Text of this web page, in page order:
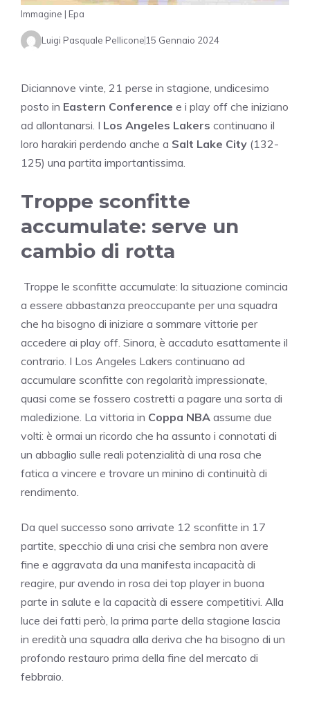
Immagine | Epa
Luigi Pasquale Pellicone15 Gennaio 2024
Diciannove vinte, 21 perse in stagione, undicesimo
posto in Eastern Conference e i play off che iniziano
ad allontanarsi. I Los Angeles Lakers continuano il
loro harakiri perdendo anche a Salt Lake City (132-
125) una partita importantissima.
Troppe sconfitte
accumulate: serve un
cambio di rotta
Troppe le sconfitte accumulate: la situazione comincia
a essere abbastanza preoccupante per una squadra
che ha bisogno di iniziare a sommare vittorie per
accedere ai play off. Sinora, è accaduto esattamente il
contrario. I Los Angeles Lakers continuano ad
accumulare sconfitte con regolarità impressionate,
quasi come se fossero costretti a pagare una sorta di
maledizione. La vittoria in Coppa NBA assume due
volti: è ormai un ricordo che ha assunto i connotati di
un abbaglio sulle reali potenzialità di una rosa che
fatica a vincere e trovare un minino di continuità di
rendimento.
Da quel successo sono arrivate 12 sconfitte in 17
partite, specchio di una crisi che sembra non avere
fine e aggravata da una manifesta incapacità di
reagire, pur avendo in rosa dei top player in buona
parte in salute e la capacità di essere competitivi. Alla
luce dei fatti però, la prima parte della stagione lascia
in eredità una squadra alla deriva che ha bisogno di un
profondo restauro prima della fine del mercato di
febbraio.